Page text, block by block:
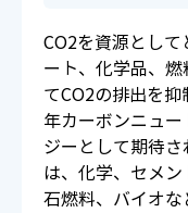
CO2を資源とし
ート、化学品、
てCO2の排出を
年カーボンニュ
ジーとして期待
は、化学、セメ
石燃料、バイオ